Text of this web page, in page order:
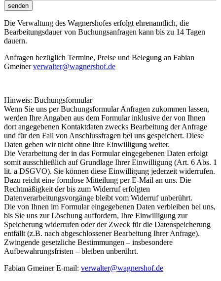
senden
Die Verwaltung des Wagnershofes erfolgt ehrenamtlich, die
Bearbeitungsdauer von Buchungsanfragen kann bis zu 14 Tagen
dauern.
Anfragen bezüglich Termine, Preise und Belegung an Fabian
Gmeinerverwalter@wagnershof.de
Hinweis: Buchungsformular
Wenn Sie uns per Buchungsformular Anfragen zukommen lassen,
werden Ihre Angaben aus dem Formular inklusive der von Ihnen
dort angegebenen Kontaktdaten zwecks Bearbeitung der Anfrage
und für den Fall von Anschlussfragen bei uns gespeichert. Diese
Daten geben wir nicht ohne Ihre Einwilligung weiter.
Die Verarbeitung der in das Formular eingegebenen Daten erfolgt
somit ausschließlich auf Grundlage Ihrer Einwilligung (Art. 6 Abs. 1
lit. a DSGVO). Sie können diese Einwilligung jederzeit widerrufen.
Dazu reicht eine formlose Mitteilung per E-Mail an uns. Die
Rechtmäßigkeit der bis zum Widerruf erfolgten
Datenverarbeitungsvorgänge bleibt vom Widerruf unberührt.
Die von Ihnen im Formular eingegebenen Daten verbleiben bei uns,
bis Sie uns zur Löschung auffordern, Ihre Einwilligung zur
Speicherung widerrufen oder der Zweck für die Datenspeicherung
entfällt (z.B. nach abgeschlossener Bearbeitung Ihrer Anfrage).
Zwingende gesetzliche Bestimmungen – insbesondere
Aufbewahrungsfristen – bleiben unberührt.
Fabian Gmeiner E-mail: verwalter@wagnershof.de